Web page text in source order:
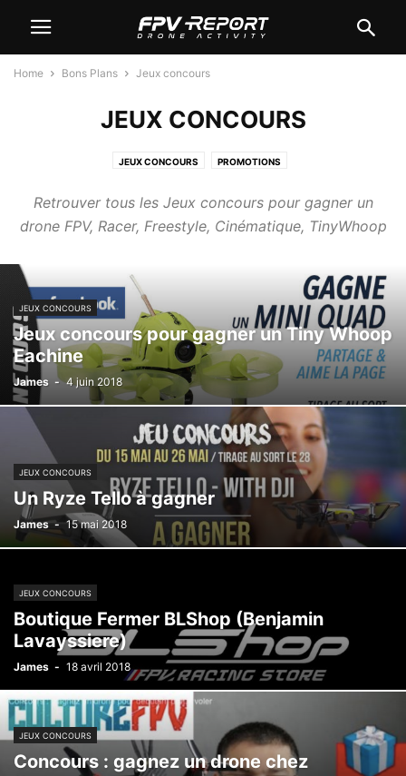
Home Bons Plans Jeux concours
JEUX CONCOURS
JEUX CONCOURS PROMOTIONS
Retrouver tous les Jeux concours pour gagner un
drone FPV, Racer, Freestyle, Cinématique, TinyWhoop
JEUX CONCOURS
Jeux concours pour gagner un Tiny Whoop
Eachine
James - 4 juin 2018
JEUX CONCOURS
Un Ryze Tello à gagner
James - 15 mai 2018
JEUX CONCOURS
Boutique Fermer BLShop (Benjamin
Lavayssiere)
James - 18 avril 2018
JEUX CONCOURS
Concours : gagnez un drone chez